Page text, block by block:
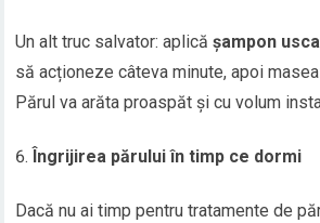
Un alt truc salvator: aplicășampon
să acționeze câteva minute, apoi
Părul va arăta proaspăt și cu volum
Îngrijirea părului în timp ce dormi
Dacă nu ai timp pentru tratamente de